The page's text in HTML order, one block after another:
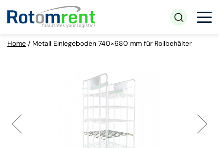
Home / Metall Einlegeboden 740×680 mm für Rollbehälter